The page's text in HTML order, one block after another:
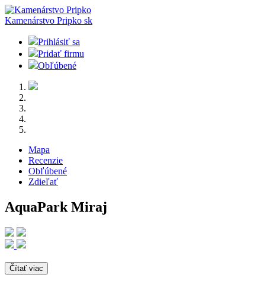
Kamenárstvo Pripko sk
Prihlásiť sa
Pridať firmu
Obľúbené
Mapa
Recenzie
Obľúbené
Zdieľať
AquaPark Miraj
Čítať viac